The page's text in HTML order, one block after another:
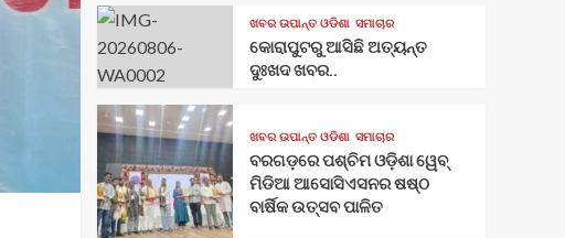
ଖବର ଉପାନ୍ତ ଓଡିଶା ସମାଚାର
କୋରାପୁଟରୁ ଆସିଛି ଅତ୍ୟନ୍ତ
ଦୁଃଖଦ ଖବର..
ଖବର ଉପାନ୍ତ ଓଡିଶା ସମାଚାର
ବରଗଡ଼ରେ ପଶ୍ଚିମ ଓଡ଼ିଶା ୱେବ୍
ମିଡିଆ ଆସୋସିଏସନର ଷଷ୍ଠ
ବାର୍ଷିକ ଉତ୍ସବ ପାଳିତ